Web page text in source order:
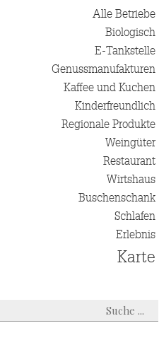
Alle Betriebe
Biologisch
E-Tankstelle
Genussmanufakturen
Kaffee und Kuchen
Kinderfreundlich
Regionale Produkte
Weingüter
Restaurant
Wirtshaus
Buschenschank
Schlafen
Erlebnis
Karte